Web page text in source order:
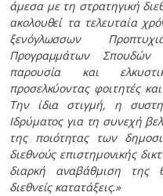
άμεσα με τη στρατηγική
ακολουθεί τα τελευταία
ξενόγλωσσων
Προγραμμάτων Σπουδών
παρουσία και
προσελκύοντας φοιτητές
Την ίδια στιγμή, η
Ιδρύματος για τη συνεχή
της ποιότητας των
διεθνούς επιστημονικής
διαρκή αναβάθμιση της
διεθνείς κατατάξεις.»